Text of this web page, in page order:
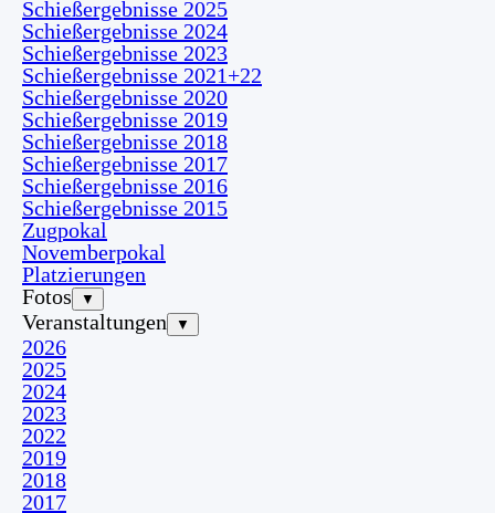
Schießergebnisse 2025
Schießergebnisse 2024
Schießergebnisse 2023
Schießergebnisse 2021+22
Schießergebnisse 2020
Schießergebnisse 2019
Schießergebnisse 2018
Schießergebnisse 2017
Schießergebnisse 2016
Schießergebnisse 2015
Zugpokal
Novemberpokal
Platzierungen
Fotos
▼
Veranstaltungen ▼
2026
2025
2024
2023
2022
2019
2018
2017